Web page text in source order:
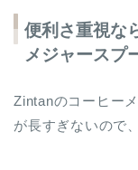
便利さ重視な
メジャースプ
Zintanのコーヒー
が長すぎないので